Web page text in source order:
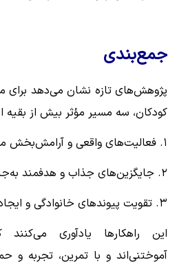
جمع‌بندی
پژوهش‌های تازه نشان می‌دهد برای
کودکان، سه مسیر مؤثر بیش از بقیه
۱. فعالیت‌های واقعی و آرامش‌بخش مثل باغبانی
۲. جایگزین‌های جذاب و هدفمند به‌جای نصیحت و منع مستقیم
۳. تقویت پیوندهای خانوادگی و ایجاد فضای امن برای گفت‌وگو
این راهکارها یادآوری
آموختنی‌اند و با تمرین، تجربه